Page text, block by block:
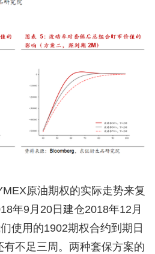
原油期权的实际走势来复
年9月20日建仓2018年12月
使用的1902期权合约到期日
有不足三周。两种套保方案的